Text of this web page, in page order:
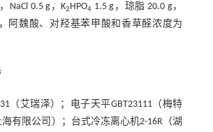
NaCl 0.5 g，K2HPO4 1.5 g，琼脂 20.0 g，
阿魏酸、对羟基苯甲酸和香草醛浓度为
（艾瑞泽）；电子天平GBT23111（梅特
有限公司）；台式冷冻离心机2-16R（湖